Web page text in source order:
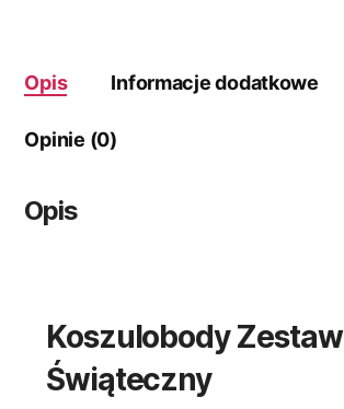
Opis Informacje dodatkowe
Opinie (0)
Opis
Koszulobody Zestaw
Świąteczny